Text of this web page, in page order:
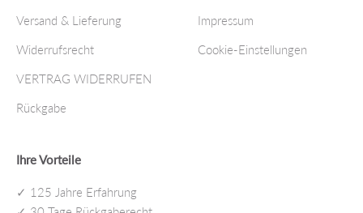
Versand & Lieferung
Widerrufsrecht
VERTRAG WIDERRUFEN
Rückgabe
Impressum
Cookie-Einstellungen
Ihre Vorteile
✓ 125 Jahre Erfahrung